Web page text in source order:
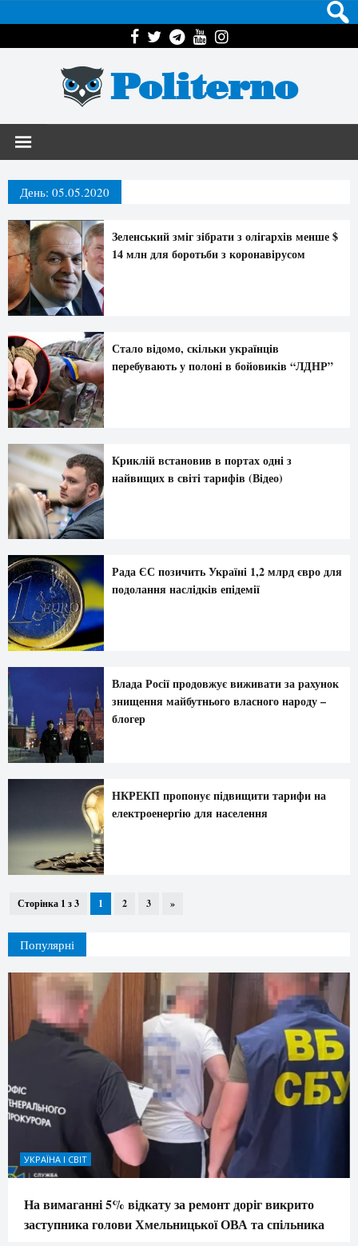
Politerno
День: 05.05.2020
Зеленський зміг зібрати з олігархів менше $
14 млн для боротьби з коронавірусом
Стало відомо, скільки українців
перебувають у полоні в бойовиків “ЛДНР”
Криклій встановив в портах одні з
найвищих в світі тарифів (Відео)
Рада ЄС позичить Україні 1,2 млрд євро для
подолання наслідків епідемії
Влада Росії продовжує виживати за рахунок
знищення майбутнього власного народу –
блогер
НКРЕКП пропонує підвищити тарифи на
електроенергію для населення
Сторінка 1 з 3 1 2 3 »
Популярні
УКРАЇНА І СВІТ
На вимаганні 5% відкату за ремонт доріг викрито
заступника голови Хмельницької ОВА та спільника